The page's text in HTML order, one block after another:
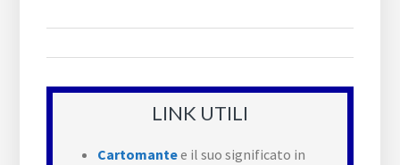
LINK UTILI
Cartomantee il suo significato in